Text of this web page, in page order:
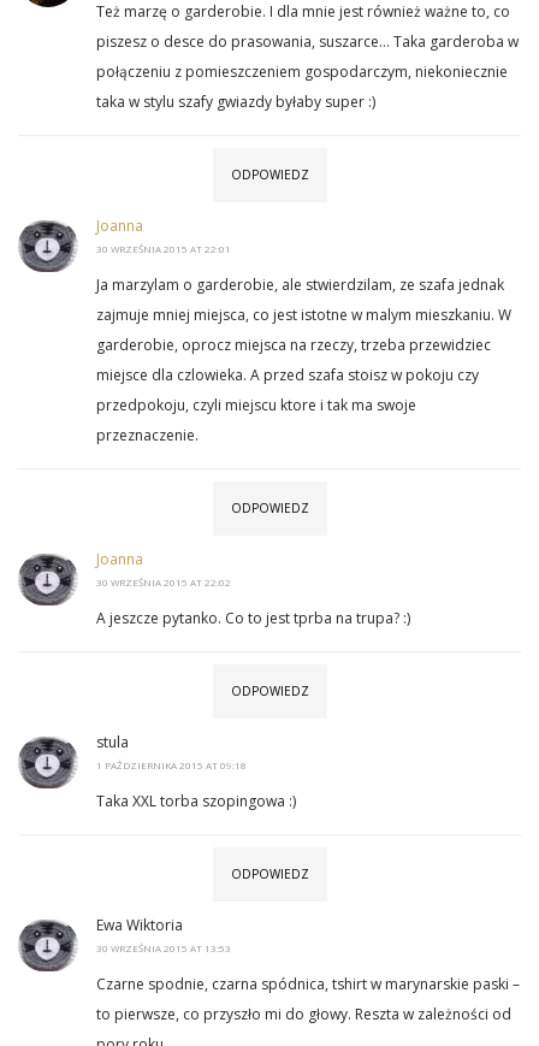
Też marzę o garderobie. I dla mnie jest również ważne to, co
piszesz o desce do prasowania, suszarce… Taka garderoba w
połączeniu z pomieszczeniem gospodarczym, niekoniecznie
taka w stylu szafy gwiazdy byłaby super :)
ODPOWIEDZ
Joanna
30 WRZEŚNIA 2015 AT 22:01
Ja marzylam o garderobie, ale stwierdzilam, ze szafa jednak
zajmuje mniej miejsca, co jest istotne w malym mieszkaniu. W
garderobie, oprocz miejsca na rzeczy, trzeba przewidziec
miejsce dla czlowieka. A przed szafa stoisz w pokoju czy
przedpokoju, czyli miejscu ktore i tak ma swoje
przeznaczenie.
ODPOWIEDZ
Joanna
30 WRZEŚNIA 2015 AT 22:02
A jeszcze pytanko. Co to jest tprba na trupa? :)
ODPOWIEDZ
stula
1 PAŹDZIERNIKA 2015 AT 09:18
Taka XXL torba szopingowa :)
ODPOWIEDZ
Ewa Wiktoria
30 WRZEŚNIA 2015 AT 13:53
Czarne spodnie, czarna spódnica, tshirt w marynarskie paski –
to pierwsze, co przyszło mi do głowy. Reszta w zależności od